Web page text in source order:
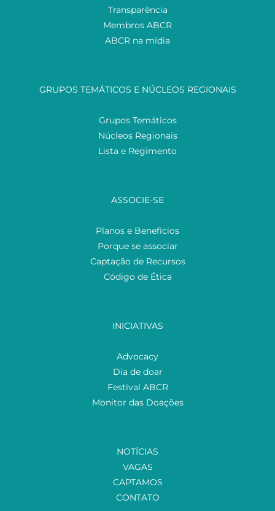
Transparência
Membros ABCR
ABCR na mídia
GRUPOS TEMÁTICOS E NÚCLEOS REGIONAIS
Grupos Temáticos
Núcleos Regionais
Lista e Regimento
ASSOCIE-SE
Planos e Benefícios
Porque se associar
Captação de Recursos
Código de Ética
INICIATIVAS
Advocacy
Dia de doar
Festival ABCR
Monitor das Doações
NOTÍCIAS
VAGAS
CAPTAMOS
CONTATO